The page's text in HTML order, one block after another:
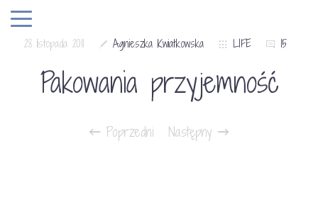
28 listopada 2011 Agnieszka Kwiatkowska LIFE 15
Pakowania przyjemność
Poprzedni Następny